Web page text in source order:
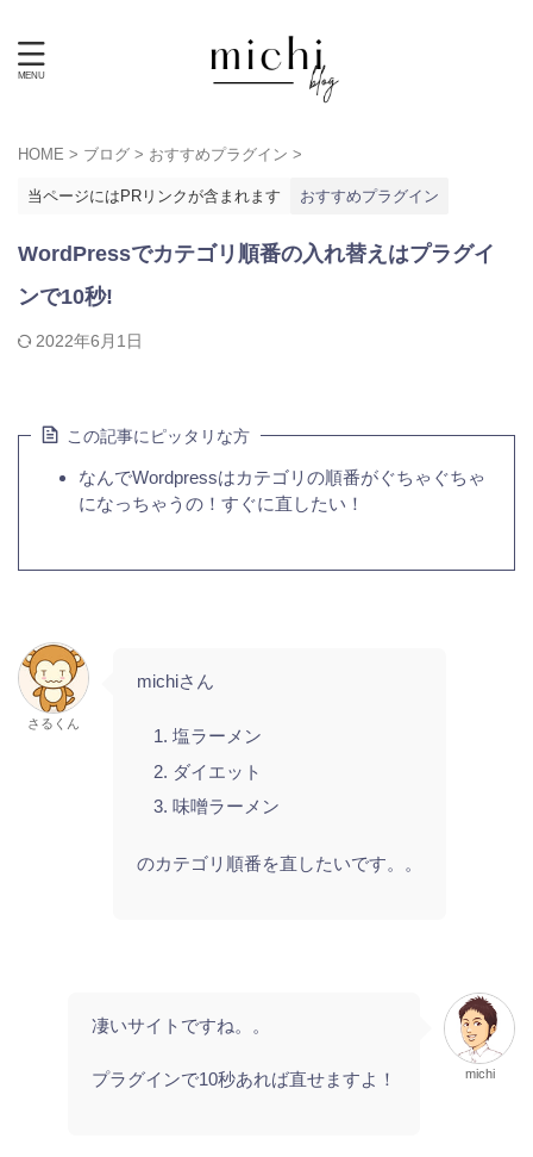
HOME > ブログ > おすすめプラグイン >
当ページにはPRリンクが含まれます おすすめプラグイン
WordPressでカテゴリ順番の入れ替えはプラグイ
ンで10秒!
2022年6月1日
この記事にピッタリな方
なんでWordpressはカテゴリの順番がぐちゃぐちゃ
になっちゃうの！すぐに直したい！
さるくん
michiさん
塩ラーメン
ダイエット
味噌ラーメン
のカテゴリ順番を直したいです。。
凄いサイトですね。。
プラグインで10秒あれば直せますよ！ michi